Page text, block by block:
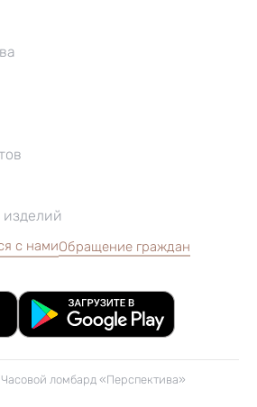
с намиОбращение граждан
ломбард «Перспектива»